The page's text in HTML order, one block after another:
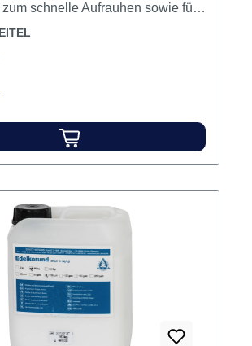
schnelle Aufrauhen sowie für
Oberflächen. Geeignet für
auf die REITEL SANDURET und